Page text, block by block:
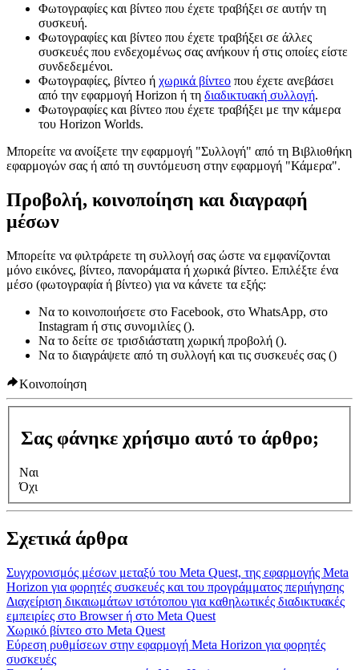
Φωτογραφίες και βίντεο που έχετε τραβήξει σε αυτήν τη
συσκευή.
Φωτογραφίες και βίντεο που έχετε τραβήξει σε άλλες
συσκευές που ενδεχομένως σας ανήκουν ή στις οποίες είστε
συνδεδεμένοι.
Φωτογραφίες, βίντεο ή χωρικά βίντεο που έχετε ανεβάσει
από την εφαρμογή Horizon ή τη διαδικτυακή συλλογή.
Φωτογραφίες και βίντεο που έχετε τραβήξει με την κάμερα
του Horizon Worlds.
Μπορείτε να ανοίξετε την εφαρμογή "Συλλογή" από τη Βιβλιοθήκη
εφαρμογών σας ή από τη συντόμευση στην εφαρμογή "Κάμερα".
Προβολή, κοινοποίηση και διαγραφή
μέσων
Μπορείτε να φιλτράρετε τη συλλογή σας ώστε να εμφανίζονται
μόνο εικόνες, βίντεο, πανοράματα ή χωρικά βίντεο. Επιλέξτε ένα
μέσο (φωτογραφία ή βίντεο) για να κάνετε τα εξής:
Να το κοινοποιήσετε στο Facebook, στο WhatsApp, στο
Instagram ή στις συνομιλίες ().
Να το δείτε σε τρισδιάστατη χωρική προβολή ().
Να το διαγράψετε από τη συλλογή και τις συσκευές σας ()
Κοινοποίηση
Σας φάνηκε χρήσιμο αυτό το άρθρο;
Ναι
Όχι
Σχετικά άρθρα
Συγχρονισμός μέσων μεταξύ του Meta Quest, της εφαρμογής Meta
Horizon για φορητές συσκευές και του προγράμματος περιήγησης
Διαχείριση δικαιωμάτων ιστότοπου για καθηλωτικές διαδικτυακές
εμπειρίες στο Browser ή στο Meta Quest
Χωρικό βίντεο στο Meta Quest
Εύρεση ρυθμίσεων στην εφαρμογή Meta Horizon για φορητές
συσκευές